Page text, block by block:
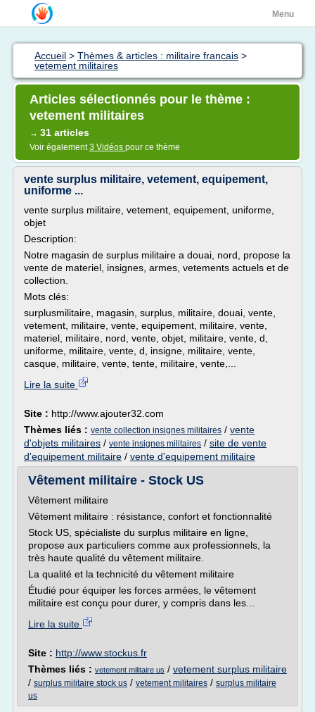
Menu
Accueil > Thèmes & articles : militaire francais >
vetement militaires
Articles sélectionnés pour le thème :
vetement militaires
→ 31 articles
Voir également3 Vidéos pour ce thème
vente surplus militaire, vetement, equipement,
uniforme ...
vente surplus militaire, vetement, equipement, uniforme,
objet
Description:
Notre magasin de surplus militaire a douai, nord, propose la
vente de materiel, insignes, armes, vetements actuels et de
collection.
Mots clés:
surplusmilitaire, magasin, surplus, militaire, douai, vente,
vetement, militaire, vente, equipement, militaire, vente,
materiel, militaire, nord, vente, objet, militaire, vente, d,
uniforme, militaire, vente, d, insigne, militaire, vente,
casque, militaire, vente, tente, militaire, vente,...
Lire la suite
Site : http://www.ajouter32.com
Thèmes liés : vente collection insignes militaires / vente
d'objets militaires / vente insignes militaires / site de vente
d'equipement militaire / vente d'equipement militaire
Vêtement militaire - Stock US
Vêtement militaire
Vêtement militaire : résistance, confort et fonctionnalité
Stock US, spécialiste du surplus militaire en ligne,
propose aux particuliers comme aux professionnels, la
très haute qualité du vêtement militaire.
La qualité et la technicité du vêtement militaire
Étudié pour équiper les forces armées, le vêtement
militaire est conçu pour durer, y compris dans les...
Lire la suite
Site : http://www.stockus.fr
Thèmes liés : vetement militaire us / vetement surplus militaire
/ surplus militaire stock us / vetement militaires / surplus militaire
us